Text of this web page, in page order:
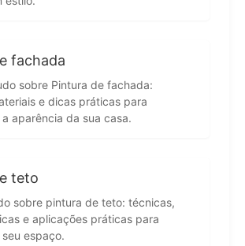
fachada
sobre Pintura de fachada:
e dicas práticas para
aparência da sua casa.
teto
sobre pintura de teto: técnicas,
e aplicações práticas para
espaço.